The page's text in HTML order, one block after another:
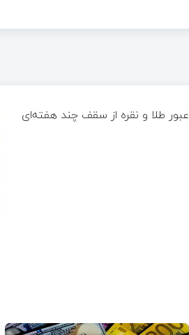
عبور طلا و نقره از سقف چند هفته‌ای